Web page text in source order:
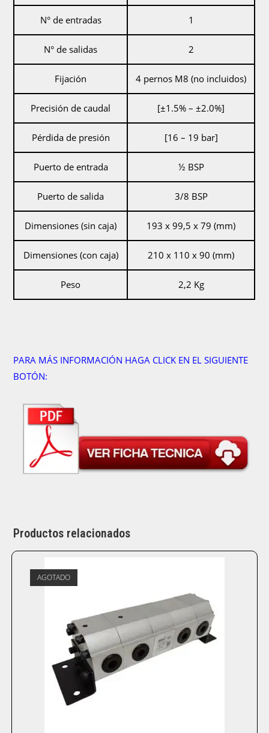
N° de entradas 1
N° de salidas 2
Fijación 4 pernos M8 (no incluidos)
Precisión de caudal [±1.5% – ±2.0%]
Pérdida de presión [16 – 19 bar]
Puerto de entrada ½ BSP
Puerto de salida 3/8 BSP
Dimensiones (sin caja) 193 x 99,5 x 79 (mm)
Dimensiones (con caja) 210 x 110 x 90 (mm)
Peso 2,2 Kg
PARA MÁS INFORMACIÓN HAGA CLICK EN EL SIGUIENTE
BOTÓN:
Productos relacionados
AGOTADO